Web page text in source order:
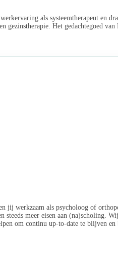
als systeemtherapeut en
Het gedachtegoed
jij werkzaam als psycholoog of
meer eisen aan (na)scholing.
om continu up-to-date te blijven en